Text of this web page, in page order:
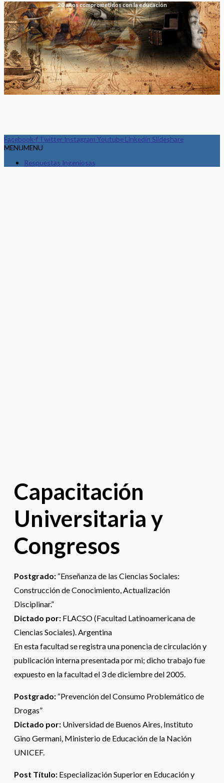
20 años comprometidos con la educación
Facebook-f Twitter Instagram Youtube Linkedin Slideshare
MENUMENU
Respuestas Ingeniosas
Capacitación
Universitaria y
Congresos
Postgrado: “Enseñanza de las Ciencias Sociales:
Construcción de Conocimiento, Actualización
Disciplinar.”
Dictado por: FLACSO (Facultad Latinoamericana de
Ciencias Sociales). Argentina
En esta facultad se registra una ponencia de circulación y
publicación interna presentada por mi; dicho trabajo fue
expuesto en la facultad el 3 de diciembre del 2005.
Postgrado: “Prevención del Consumo Problemático de
Drogas”
Dictado por: Universidad de Buenos Aires, Instituto
Gino Germani, Ministerio de Educación de la Nación
UNICEF.
Post Título: Especialización Superior en Educación y